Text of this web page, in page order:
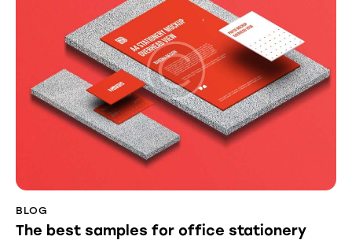
BLOG
The best samples for office stationery